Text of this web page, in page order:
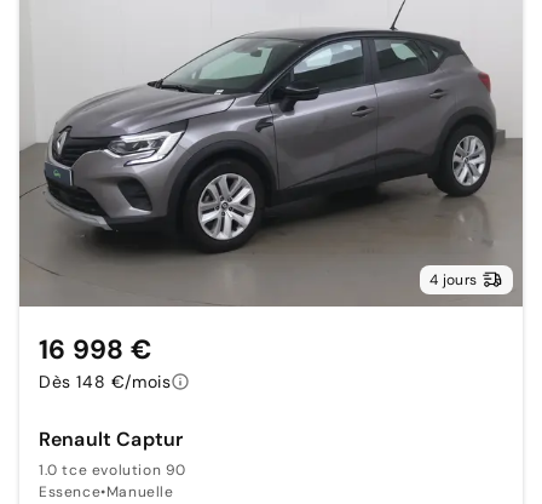
4 jours
Renault Captur
1.0 tce evolution 90
Essence•Manuelle
16 998 €
Dès 148 €/mois